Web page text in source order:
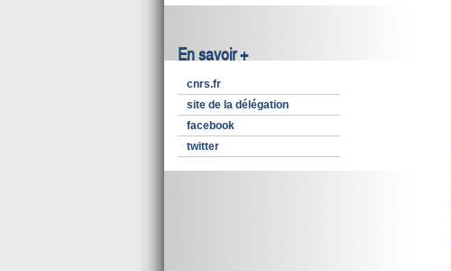
En savoir +
cnrs.fr
site de la délégation
facebook
twitter